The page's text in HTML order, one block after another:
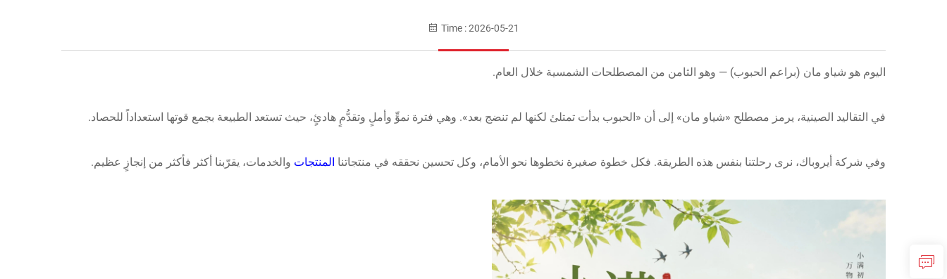
Time : 2026-05-21
اليوم هو شياو مان (براعم الحبوب) — وهو الثامن من المصطلحات الشمسية خلال العام.
في التقاليد الصينية، يرمز مصطلح «شياو مان» إلى أن «الحبوب بدأت تمتلئ لكنها لم تنضج بعد». وهي فترة نموٍّ وأملٍ وتقدُّمٍ هادئٍ، حيث تستعد الطبيعة بجمع قوتها استعداداً للحصاد.
وفي شركة أيروباك، نرى رحلتنا بنفس هذه الطريقة. فكل خطوة صغيرة نخطوها نحو الأمام، وكل تحسين نحققه في منتجاتنا المنتجات والخدمات، يقرّبنا أكثر فأكثر من إنجازٍ عظيم.